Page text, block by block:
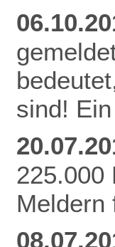
sind!
225.000
Meldern